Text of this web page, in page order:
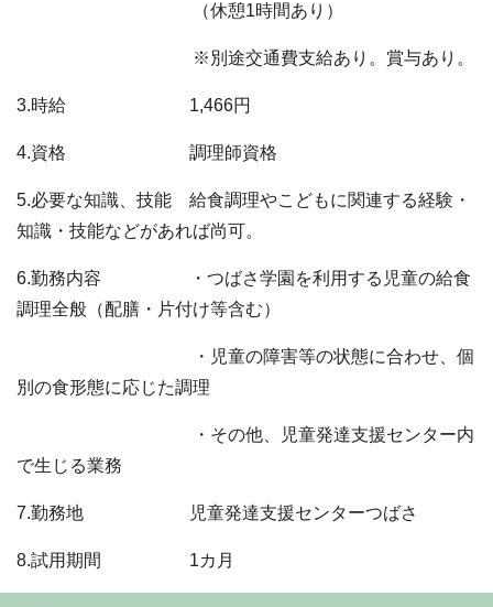
（休憩1時間あり）
※別途交通費支給あり。賞与あり。
3.時給 1,466円
4.資格 調理師資格
5.必要な知識、技能 給食調理やこどもに関連する経験・
知識・技能などがあれば尚可。
6.勤務内容 ・つばさ学園を利用する児童の給食
調理全般（配膳・片付け等含む）
・児童の障害等の状態に合わせ、個
別の食形態に応じた調理
・その他、児童発達支援センター内
で生じる業務
7.勤務地 児童発達支援センターつばさ
8.試用期間 1カ月